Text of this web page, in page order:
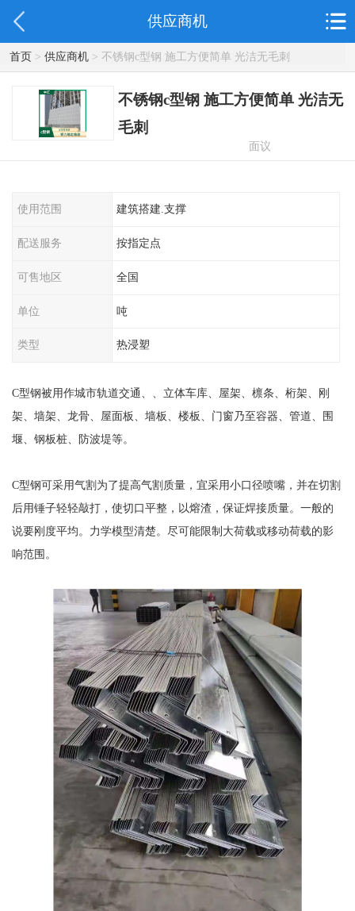
供应商机
首页> 供应商机> 不锈钢c型钢 施工方便简单 光洁无毛刺
不锈钢c型钢 施工方便简单 光洁无
毛刺
面议
使用范围 建筑搭建.支撑
配送服务 按指定点
可售地区 全国
单位 吨
类型 热浸塑
C型钢被用作城市轨道交通、、立体车库、屋架、檩条、桁架、刚
架、墙架、龙骨、屋面板、墙板、楼板、门窗乃至容器、管道、围
堰、钢板桩、防波堤等。
C型钢可采用气割为了提高气割质量，宜采用小口径喷嘴，并在切割
后用锤子轻轻敲打，使切口平整，以熔渣，保证焊接质量。一般的
说要刚度平均。力学模型清楚。尽可能限制大荷载或移动荷载的影
响范围。